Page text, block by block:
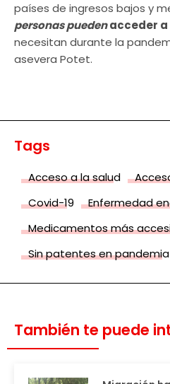
países de ingresos bajos y
personas puedenacceder
necesitan durante la
asevera Potet.
Tags
Acceso a la salud
Covid-19
Enfermedad
Medicamentos más
Sin patentes en pandemia
También te puede